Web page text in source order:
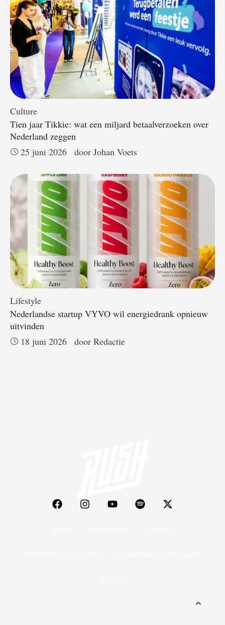
Culture
Tien jaar Tikkie: wat een miljard betaalverzoeken over
Nederland zeggen
25 juni 2026
door Johan Voets
Lifestyle
Nederlandse startup VYVO wil energiedrank opnieuw
uitvinden
18 juni 2026
door Redactie